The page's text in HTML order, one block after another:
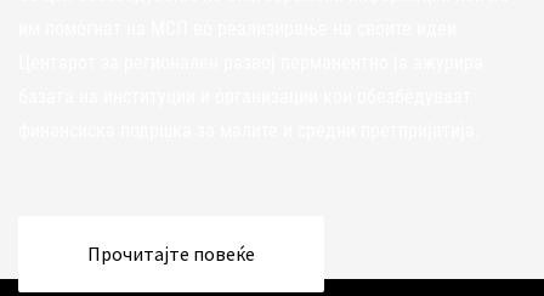
Прочитајте повеќе